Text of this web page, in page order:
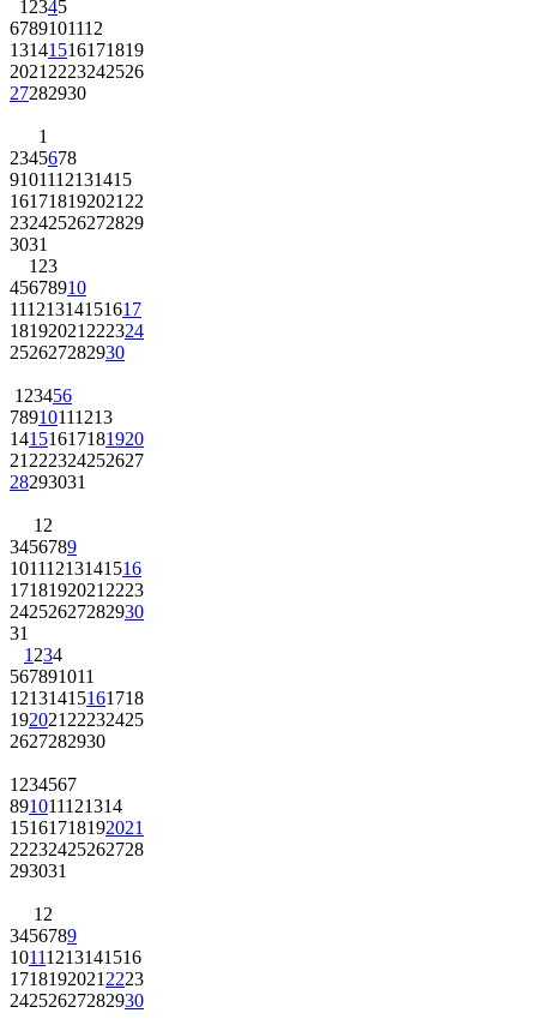
1 2345
6789101112
13141516171819
2021 2223242526
27282930
1
2345678
9101112131415
161718192021 22
23242526272829
3031
1 23
45678910
11121314151617
18192021 222324
252627282930
1 23456
78910111213
14151617181920
21 222324252627
28293031
1 2
3456789
10111213141516
1718192021 2223
24252627282930
31
1 234
567891011
12131415161718
192021 22232425
2627282930
1 234567
891011121314
15161718192021
22232425262728
293031
1 2
3456789
10111213141516
1718192021 2223
24252627282930